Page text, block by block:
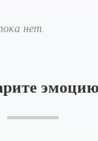
нет.
эмоцию